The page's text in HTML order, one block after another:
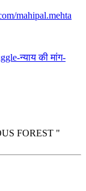
mahipal.mehta
न्याय की मांग-
FOREST "